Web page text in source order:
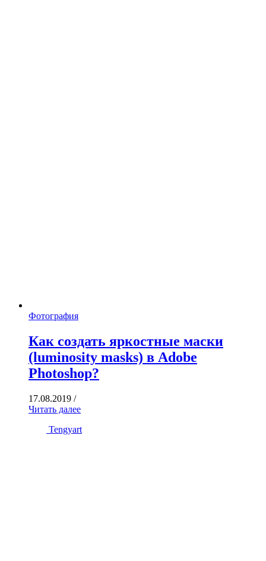
Фотография
Как создать яркостные маски
(luminosity masks) в Adobe
Photoshop?
17.08.2019 /
Читать далее
Tengyart